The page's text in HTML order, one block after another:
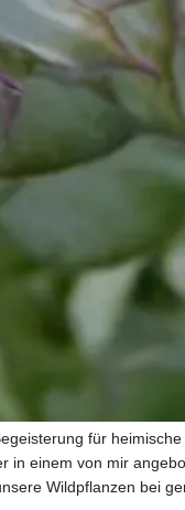
auf eine
Löwe, Natter, Schaf
Pate für die Namen
wie unsere Kräuter zu
der Pflanzen
Dahlien genau wie
essen. Sind
Creme nützlich sind?
stärker als die
und wie kann man sich
für
in einem von mir
Wildpflanzen bei